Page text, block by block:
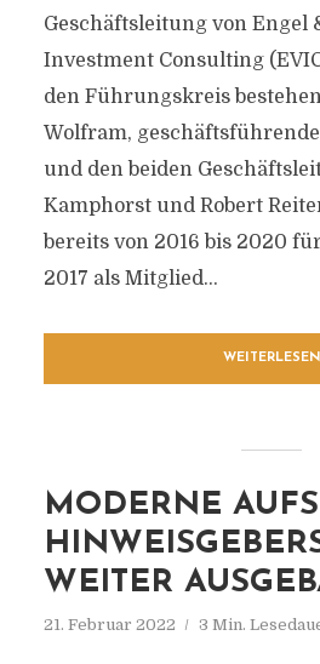
Geschäftsleitung von Engel
Investment Consulting
den Führungskreis
Wolfram,
und den beiden
Kamphorst und Robert
bereits von 2016 bis 2020
2017 als Mitglied...
WEITERLESEN
MODERNE
WEITER
21. Februar 2022 3 Min.